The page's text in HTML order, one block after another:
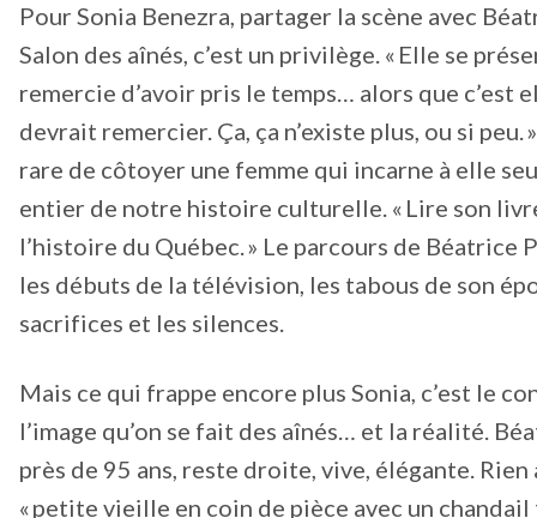
Pour Sonia Benezra, partager la scène avec
Salon des aînés, c’est un privilège. « Elle se
remercie d’avoir pris le temps… alors que c’est
devrait remercier. Ça, ça n’existe plus, ou si peu.
rare de côtoyer une femme qui incarne à elle
entier de notre histoire culturelle. « Lire son
l’histoire du Québec. » Le parcours de Béatrice
les débuts de la télévision, les tabous de son
sacrifices et les silences.
Mais ce qui frappe encore plus Sonia, c’est le
l’image qu’on se fait des aînés… et la réalité.
près de 95 ans, reste droite, vive, élégante. Rien
« petite vieille en coin de pièce avec un chandail